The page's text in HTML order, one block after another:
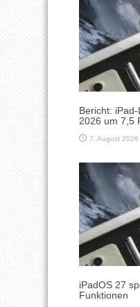
Bericht:
2026 um 7,5
7. August 2026
iPadOS 27
Funktionen